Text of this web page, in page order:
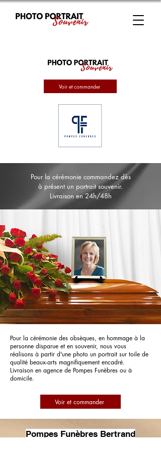
Voir et commander
Pour la cérémonie commandez dès
à présent un portrait souvenir.
Livraison en 24h/48h
Pour la cérémonie des obsèques, en hommage à la
personne disparue et en souvenir, nous vous
réalisons à partir d'une photo un portrait sur toile de
qualité beaux-arts magnifiquement encadré.
Livraison en agence de Pompes Funèbres ou à
domicile.
Voir et commander
Pompes Funèbres Bertrand